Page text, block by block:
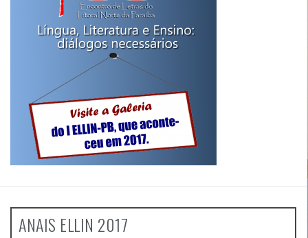
ANAIS ELLIN 2017